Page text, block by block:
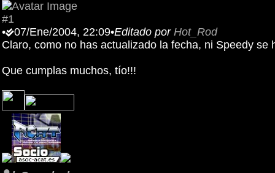
#1
•
07/Ene/2004, 22:09•Editado por Hot_Rod
Claro, como no has actualizado la fecha, ni Speedy se
Que cumplas muchos, tío!!!